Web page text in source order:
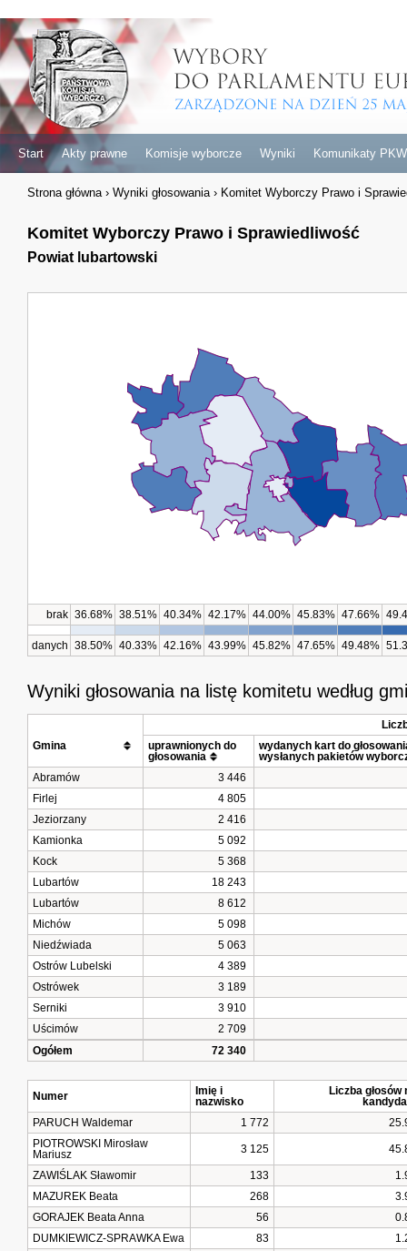
Start Akty prawne Komisje wyborcze Wyniki Komunikaty PKW
Strona główna › Wyniki głosowania › Komitet Wyborczy Prawo i
Komitet Wyborczy Prawo i Sprawiedliwość
Powiat lubartowski
brak 36.68% 38.51% 40.34% 42.17% 44.00% 45.83% 47.66%
danych 38.50% 40.33% 42.16% 43.99% 45.82% 47.65% 49.48%
Wyniki głosowania na listę komitetu według
uprawnionych do
głosowania
wydanych kart do
wysłanych pakietów
Abramów
3 446
Firlej
4 805
Jeziorzany
2 416
Kamionka
5 092
Kock
5 368
Lubartów
18 243
Lubartów
8 612
Michów
5 098
Niedźwiada
5 063
Ostrów Lubelski
4 389
Ostrówek
3 189
Serniki
3 910
Uścimów
2 709
Ogółem
72 340
Numer
Imię i
nazwisko
Liczba głosów
PARUCH Waldemar
1 772
PIOTROWSKI Mirosław
Mariusz
3 125
ZAWIŚLAK Sławomir 133
MAZUREK Beata
268
GORAJEK Beata Anna
56
DUMKIEWICZ-SPRAWKA Ewa
83